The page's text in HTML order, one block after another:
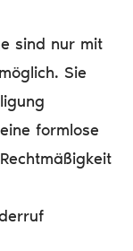
sind nur mit
Sie
formlose